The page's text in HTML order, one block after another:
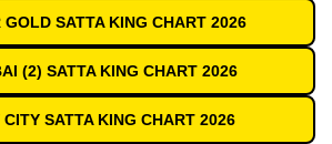
GOLD SATTA KING CHART 2026
(2) SATTA KING CHART 2026
CITY SATTA KING CHART 2026